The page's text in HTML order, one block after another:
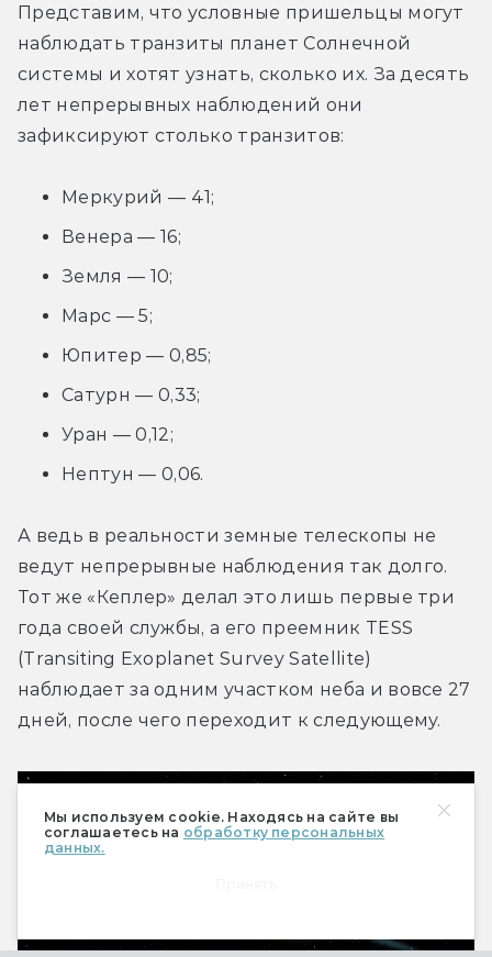
Мы используем cookie. Находясь на сайте вы
соглашаетесь на обработку персональных
данных.
Представим, что условные пришельцы могут
наблюдать транзиты планет Солнечной
системы и хотят узнать, сколько их. За десять
лет непрерывных наблюдений они
зафиксируют столько транзитов:
Меркурий — 41;
Венера — 16;
Земля — 10;
Марс — 5;
Юпитер — 0,85;
Сатурн — 0,33;
Уран — 0,12;
Нептун — 0,06.
А ведь в реальности земные телескопы не
ведут непрерывные наблюдения так долго.
Тот же «Кеплер» делал это лишь первые три
года своей службы, а его преемник TESS
(Transiting Exoplanet Survey Satellite)
наблюдает за одним участком неба и вовсе 27
дней, после чего переходит к следующему.